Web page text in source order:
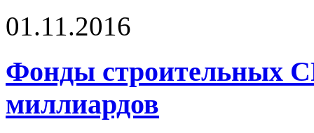
01.11.2016
Фонды строительных
миллиардов